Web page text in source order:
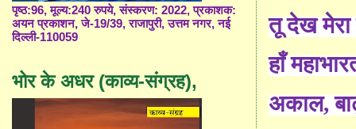
तू देख
हाँ
अकाल,
पृष्ठ:96, मूल्य:240 रुपये, संस्करण: 2022, प्रकाशक:
अयन प्रकाशन, जे-19/39, राजापुरी, उत्तम नगर, नई
दिल्ली-110059
भोर के अधर (काव्य-संग्रह),